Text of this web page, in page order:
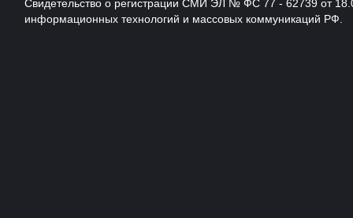
Свидетельство о регистрации СМИ ЭЛ № ФС 77 - 62739 от
информационных технологий и массовых коммуникаций РФ.